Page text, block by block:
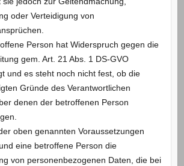
oder Verteidigung von
Person hat Widerspruch gegen die
gem. Art. 21 Abs. 1 DS-GVO
und es steht noch nicht fest, ob die
Gründe des Verantwortlichen
denen der betroffenen Person
oben genannten Voraussetzungen
eine betroffene Person die
von personenbezogenen Daten, die bei